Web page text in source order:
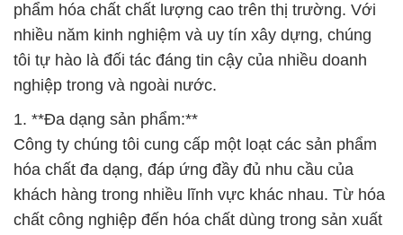
phẩm hóa chất chất lượng cao trên thị trường. Với
nhiều năm kinh nghiệm và uy tín xây dựng, chúng
tôi tự hào là đối tác đáng tin cậy của nhiều doanh
nghiệp trong và ngoài nước.
1. **Đa dạng sản phẩm:**
Công ty chúng tôi cung cấp một loạt các sản phẩm
hóa chất đa dạng, đáp ứng đầy đủ nhu cầu của
khách hàng trong nhiều lĩnh vực khác nhau. Từ hóa
chất công nghiệp đến hóa chất dùng trong sản xuất